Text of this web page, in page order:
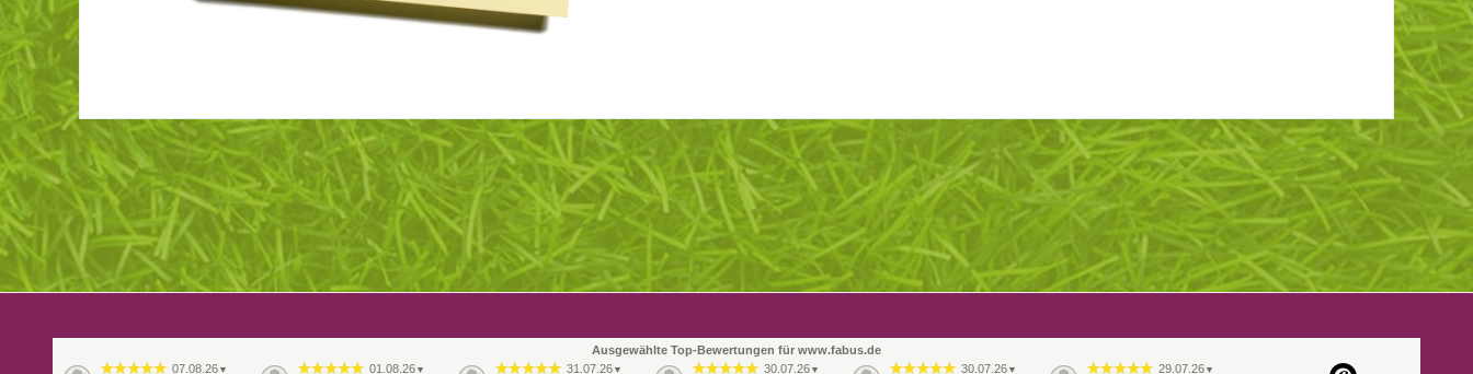
Ausgewählte Top-Bewertungen für www.fabus.de
07.08.26 ▼ 01.08.26 ▼ 31.07.26 ▼ 30.07.26 ▼ 30.07.26 ▼ 29.07.26 ▼